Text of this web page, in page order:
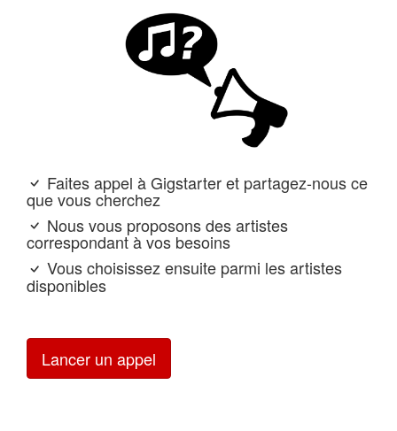
Faites appel à Gigstarter et partagez-nous ce
que vous cherchez
Nous vous proposons des artistes
correspondant à vos besoins
Vous choisissez ensuite parmi les artistes
disponibles
Lancer un appel